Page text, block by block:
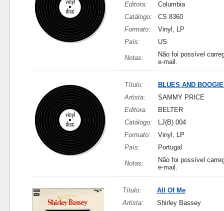
Editora:
Columbia
Catálogo:
CS 8360
Formato:
Vinyl, LP
País:
US
Notas:
Não foi possível
e-mail.
Título:
BLUES AND
Artista:
SAMMY PRICE
Editora:
BELTER
Catálogo:
LJ(B) 004
Formato:
Vinyl, LP
País:
Portugal
Notas:
Não foi possível
e-mail.
Título:
All Of Me
Artista:
Shirley Bassey